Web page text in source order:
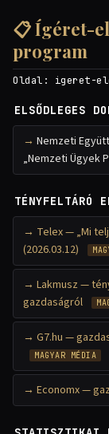
📋 Ígéret-
program
Oldal: igeret-
ELSŐDLEGES
Nemzeti
„Nemzeti Ügyek
TÉNYFELTÁRÓ
Telex — „Mi
(2026.03.12)
Lakmusz —
gazdaságról
G7.hu —
MAGYAR MÉDIA
Economx —